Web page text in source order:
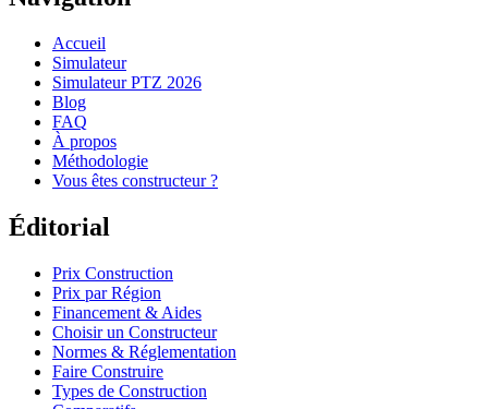
Accueil
Simulateur
Simulateur PTZ 2026
Blog
FAQ
À propos
Méthodologie
Vous êtes constructeur ?
Éditorial
Prix Construction
Prix par Région
Financement & Aides
Choisir un Constructeur
Normes & Réglementation
Faire Construire
Types de Construction